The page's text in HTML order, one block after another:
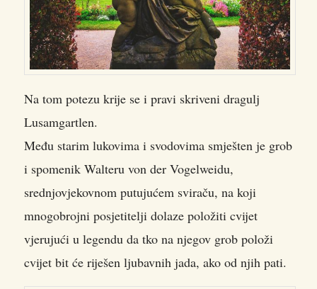
Na tom potezu krije se i pravi skriveni dragulj
Lusamgartlen.
Među starim lukovima i svodovima smješten je grob
i spomenik Walteru von der Vogelweidu,
srednjovjekovnom putujućem sviraču, na koji
mnogobrojni posjetitelji dolaze položiti cvijet
vjerujući u legendu da tko na njegov grob položi
cvijet bit će riješen ljubavnih jada, ako od njih pati.